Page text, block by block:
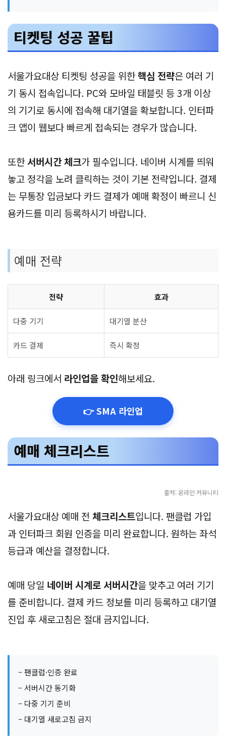
티켓팅 성공 꿀팁
서울가요대상 티켓팅 성공을 위한핵심 전략은 여러 기
기 동시 접속입니다. PC와 모바일 태블릿 등 3개 이상
의 기기로 동시에 접속해 대기열을 확보합니다. 인터파
크 앱이 웹보다 빠르게 접속되는 경우가 많습니다.
또한서버시간 체크가 필수입니다. 네이버 시계를 띄워
놓고 정각을 노려 클릭하는 것이 기본 전략입니다. 결제
는 무통장 입금보다 카드 결제가 예매 확정이 빠르니 신
용카드를 미리 등록하시기 바랍니다.
예매 전략
전략 효과
다중 기기 대기열 분산
카드 결제 즉시 확정
아래 링크에서 라인업을 확인해보세요.
👉 SMA 라인업
예매 체크리스트
출처: 온라인 커뮤니티
서울가요대상 예매 전 체크리스트입니다. 팬클럽 가입
과 인터파크 회원 인증을 미리 완료합니다. 원하는 좌석
등급과 예산을 결정합니다.
예매 당일 네이버 시계로 서버시간을 맞추고 여러 기기
를 준비합니다. 결제 카드 정보를 미리 등록하고 대기열
진입 후 새로고침은 절대 금지입니다.
– 팬클럽·인증 완료
– 서버시간 동기화
– 다중 기기 준비
– 대기열 새로고침 금지